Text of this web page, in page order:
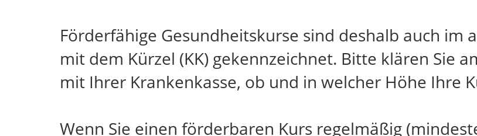
Förderfähige Gesundheitskurse sind deshalb auch im
mit dem Kürzel (KK) gekennzeichnet. Bitte klären Sie
mit Ihrer Krankenkasse, ob und in welcher Höhe Ihre
Wenn Sie einen förderbaren Kurs regelmäßig